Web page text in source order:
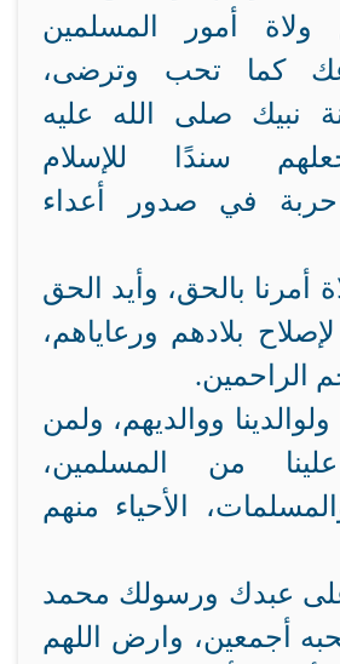
ولاة أمور المسلمين
كما تحب وترضى،
نبيك صلى الله عليه
سندًا للإسلام
حربة في صدور أعداء
أمرنا بالحق، وأيد الحق
بلادهم ورعاياهم،
الراحمين.
ولوالدينا ووالديهم، ولمن
من المسلمين،
الأحياء منهم
عبدك ورسولك محمد
أجمعين، وارض اللهم